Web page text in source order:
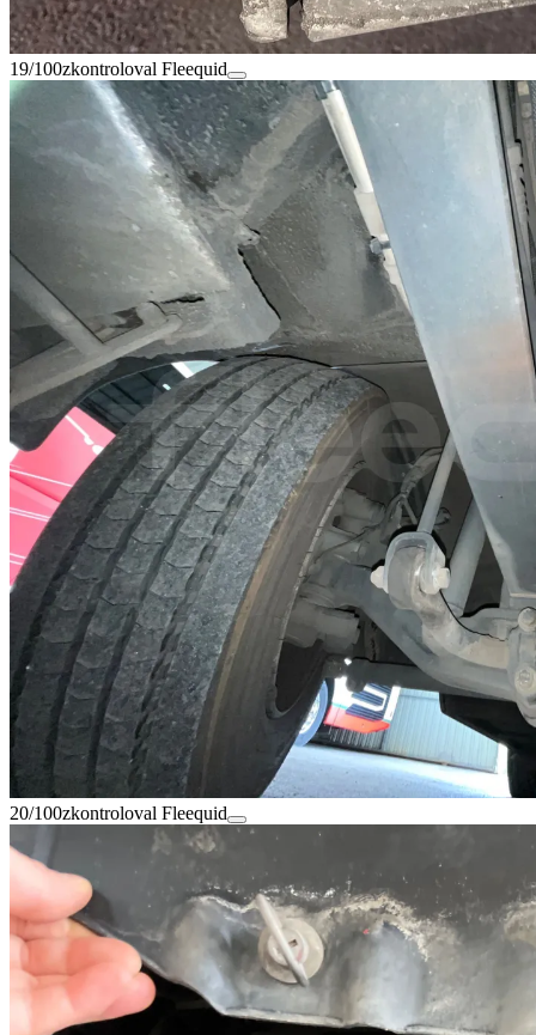
19/100zkontroloval Fleequid
20/100zkontroloval Fleequid